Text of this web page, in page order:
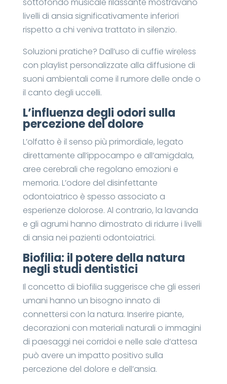
livelli di ansia significativamente inferiori
rispetto a chi veniva trattato in silenzio.
Soluzioni pratiche? Dall’uso di cuffie wireless
con playlist personalizzate alla diffusione di
suoni ambientali come il rumore delle onde o
il canto degli uccelli.
L’influenza degli odori sulla
percezione del dolore
L’olfatto è il senso più primordiale, legato
direttamente all’ippocampo e all’amigdala,
aree cerebrali che regolano emozioni e
memoria. L’odore del disinfettante
odontoiatrico è spesso associato a
esperienze dolorose. Al contrario, la lavanda
e gli agrumi hanno dimostrato di ridurre i livelli
di ansia nei pazienti odontoiatrici.
Biofilia: il potere della natura
negli studi dentistici
Il concetto di biofilia suggerisce che gli esseri
umani hanno un bisogno innato di
connettersi con la natura. Inserire piante,
decorazioni con materiali naturali o immagini
di paesaggi nei corridoi e nelle sale d’attesa
può avere un impatto positivo sulla
percezione del dolore e dell’ansia.